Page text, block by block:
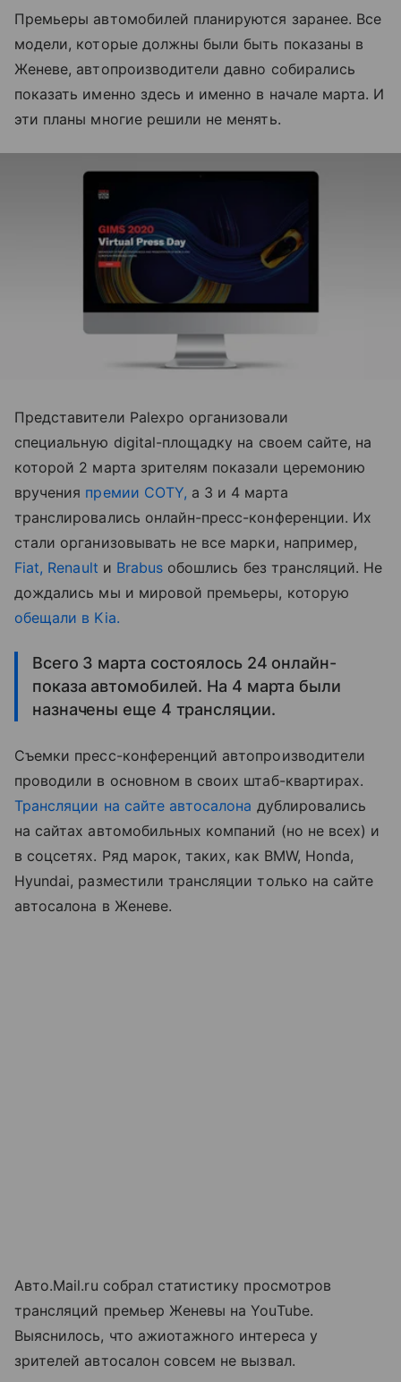
Премьеры автомобилей планируются заранее. Все
модели, которые должны были быть показаны в
Женеве, автопроизводители давно собирались
показать именно здесь и именно в начале марта. И
эти планы многие решили не менять.
Представители Palexpo организовали
специальную digital-площадку на своем сайте, на
которой 2 марта зрителям показали церемонию
вручения премии COTY, а 3 и 4 марта
транслировались онлайн-пресс-конференции. Их
стали организовывать не все марки, например,
Fiat, Renault и Brabus обошлись без трансляций. Не
дождались мы и мировой премьеры, которую
обещали в Kia.
Всего 3 марта состоялось 24 онлайн-
показа автомобилей. На 4 марта были
назначены еще 4 трансляции.
Съемки пресс-конференций автопроизводители
проводили в основном в своих штаб-квартирах.
Трансляции на сайте автосалона дублировались
на сайтах автомобильных компаний (но не всех) и
в соцсетях. Ряд марок, таких, как BMW, Honda,
Hyundai, разместили трансляции только на сайте
автосалона в Женеве.
Авто.Mail.ru cобрал статистику просмотров
трансляций премьер Женевы на YouTube.
Выяснилось, что ажиотажного интереса у
зрителей автосалон совсем не вызвал.